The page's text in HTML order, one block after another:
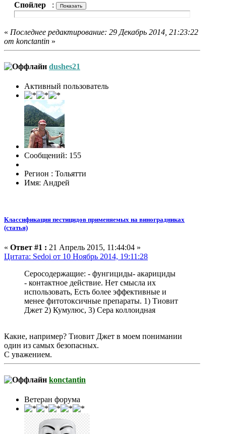
Спойлер :
« Последнее редактирование: 29 Декабрь 2014, 21:23:22
от konctantin »
dushes21
Активный пользователь
Сообщений: 155
Регион : Тольятти
Имя: Андрей
Классификация пестицидов применяемых на виноградниках
(статья)
« Ответ #1 : 21 Апрель 2015, 11:44:04 »
Цитата: Sedoi от 10 Ноябрь 2014, 19:11:28
Серосодержащие: - фунгициды- акарициды
- контактное действие. Нет смысла их
использовать, Есть более эффективные и
менее фитотоксичные препараты. 1) Тиовит
Джет 2) Кумулюс, 3) Сера коллоидная
Какие, например? Тиовит Джет в моем понимании
один из самых безопасных.
С уважением.
konctantin
Ветеран форума